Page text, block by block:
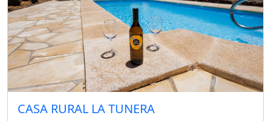
CASA RURAL LA TUNERA